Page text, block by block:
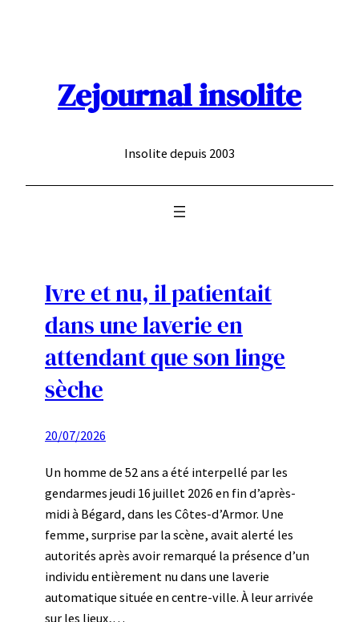
Zejournal insolite
Insolite depuis 2003
Ivre et nu, il patientait
dans une laverie en
attendant que son linge
sèche
20/07/2026
Un homme de 52 ans a été interpellé par les
gendarmes jeudi 16 juillet 2026 en fin d’après-
midi à Bégard, dans les Côtes-d’Armor. Une
femme, surprise par la scène, avait alerté les
autorités après avoir remarqué la présence d’un
individu entièrement nu dans une laverie
automatique située en centre-ville. À leur arrivée
sur les lieux,…